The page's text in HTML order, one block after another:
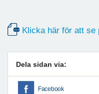
Klicka här för att se
Dela sidan via:
Facebook